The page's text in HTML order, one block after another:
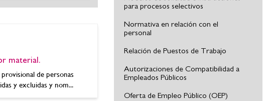
material.
de personas
y excluidas y nom...
para procesos selectivos
Normativa en relación con el
personal
Relación de Puestos de Trabajo
Autorizaciones de Compatibilidad a
Empleados Públicos
Oferta de Empleo Público (OEP)